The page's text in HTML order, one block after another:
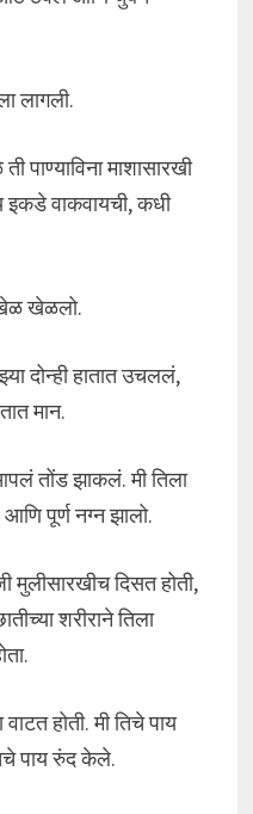
लागली.
पाण्याविना माशासारखी
इकडे वाकवायची, कधी
खेळ खेळलो.
दोन्ही हातात उचललं,
मान.
तोंड झाकलं. मी तिला
पूर्ण नग्न झालो.
दिसत होती,
शरीराने तिला
होती. मी तिचे पाय
पाय रुंद केले.